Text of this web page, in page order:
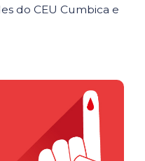
do CEU Cumbica e